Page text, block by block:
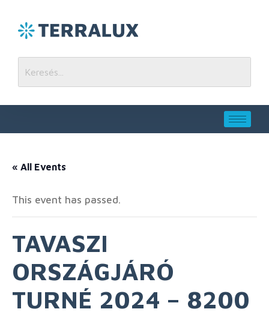
« All Events
This event has passed.
TAVASZI
ORSZÁGJÁRÓ
TURNÉ 2024 – 8200